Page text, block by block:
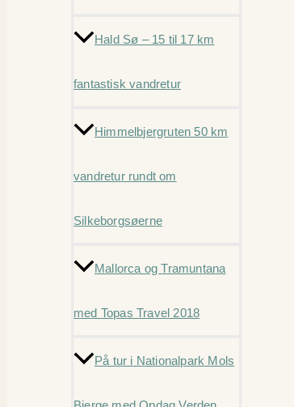
Hald Sø – 15 til 17 km
fantastisk vandretur
Himmelbjergruten 50 km
vandretur rundt om
Silkeborgsøerne
Mallorca og Tramuntana
med Topas Travel 2018
På tur i Nationalpark Mols